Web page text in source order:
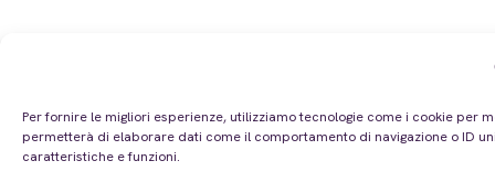
Per fornire le migliori esperienze, utilizziamo tecnologie come i cookie per
permetterà di elaborare dati come il comportamento di navigazione o ID
caratteristiche e funzioni.